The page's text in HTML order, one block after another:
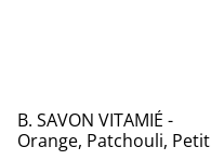
B. SAVON VITAMIÉ -
Orange, Patchouli, Petit